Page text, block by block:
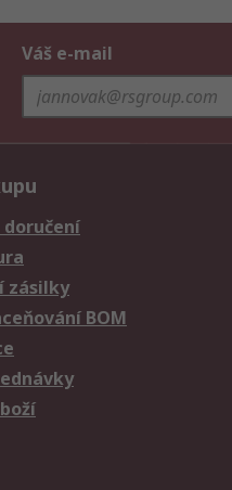
Váš e-mail
zásilky
BOM